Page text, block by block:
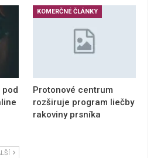
pod
KOMERČNÉ ČLÁNKY
Protonové centrum
rozširuje program liečby
rakoviny prsníka